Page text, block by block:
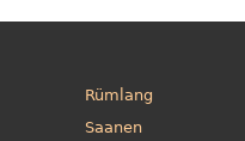
Rümlang
Saanen